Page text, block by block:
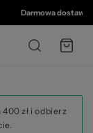
Darmowa dostawa od
400 zł i odbierz